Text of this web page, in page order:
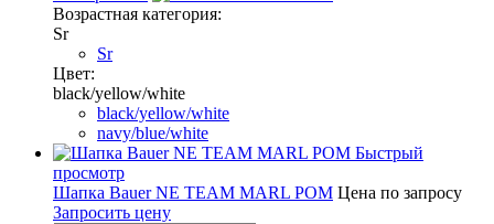
Возрастная категория:
Sr
Sr
Цвет:
black/yellow/white
black/yellow/white
navy/blue/white
Быстрый
просмотр
Шапка Bauer NE TEAM MARL POM Цена по запросу
Запросить цену